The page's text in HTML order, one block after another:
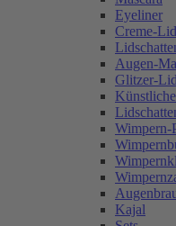
Eyeliner
Creme-
Augen-
Glitzer-
Wimpern-
Kajal